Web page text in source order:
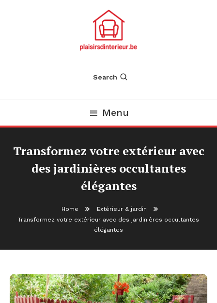
Search
Menu
Transformez votre extérieur avec
des jardinières occultantes
élégantes
Home
Extérieur & jardin
Transformez votre extérieur avec des jardinières occultantes
élégantes